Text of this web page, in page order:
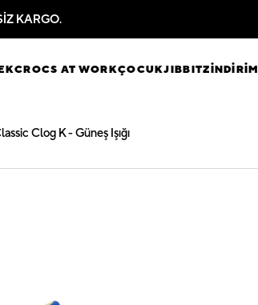
KARGO.
CROCS AT WORKÇOCUKJIBBITZİNDİRİM
Clog K - Güneş Işığı